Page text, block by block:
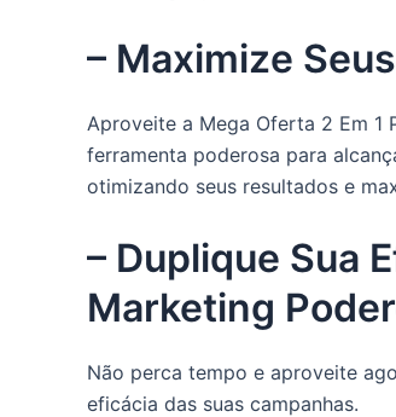
– Maximize
Aproveite a Mega Oferta 2 Em 1
ferramenta poderosa para
otimizando seus resultados e
– Duplique Sua
Marketing
Não perca tempo e aproveite
eficácia das suas campanhas.